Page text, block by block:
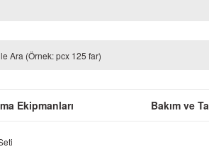
Ekipmanları Bakım ve